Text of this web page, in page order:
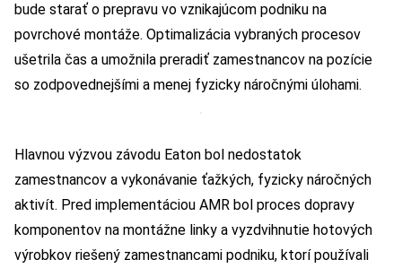
bude starať o prepravu vo vznikajúcom podniku na
povrchové montáže. Optimalizácia vybraných procesov
ušetrila čas a umožnila preradiť zamestnancov na pozície
so zodpovednejšími a menej fyzicky náročnými úlohami.
Hlavnou výzvou závodu Eaton bol nedostatok
zamestnancov a vykonávanie ťažkých, fyzicky náročných
aktivít. Pred implementáciou AMR bol proces dopravy
komponentov na montážne linky a vyzdvihnutie hotových
výrobkov riešený zamestnancami podniku, ktorí používali